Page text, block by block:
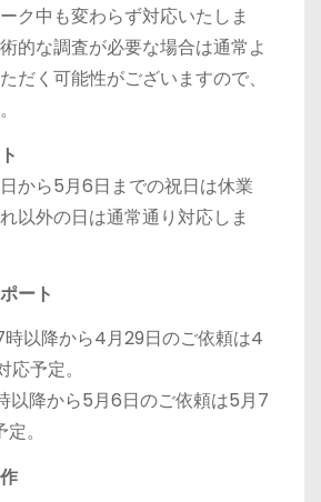
ク中も変わらず対応いたしま
的な調査が必要な場合は通常よ
だく可能性がございますので、
から5月6日までの祝日は休業
以外の日は通常通り対応しま
ート
時以降から4月29日のご依頼は4
予定。
以降から5月6日のご依頼は5月7
。